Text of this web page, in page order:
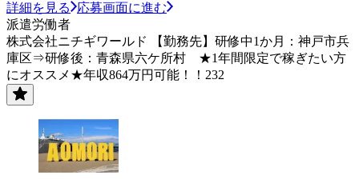
詳細を見る
応募画面に進む
派遣労働者
株式会社ニチギワールド 【勤務先】研修中1か月：神戸市兵
庫区⇒研修後：青森県六ケ所村 ★1年間限定で稼ぎたい方
にオススメ★年収864万円可能！！232